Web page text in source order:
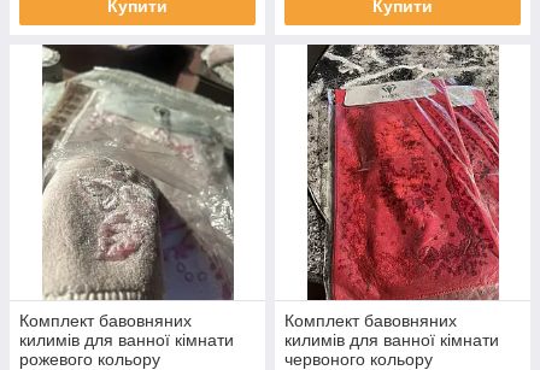
Купити Купити
Комплект бавовняних
килимів для ванної кімнати
рожевого кольору
Комплект бавовняних
килимів для ванної кімнати
червоного кольору